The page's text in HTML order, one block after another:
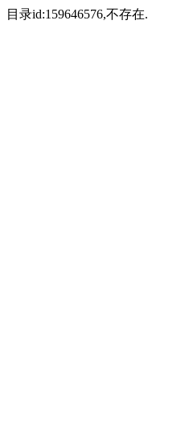
目录id:159646576,不存在.